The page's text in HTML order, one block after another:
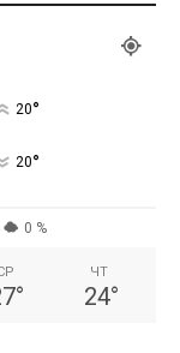
20°
20°
0 %
°
ЧТ
24°